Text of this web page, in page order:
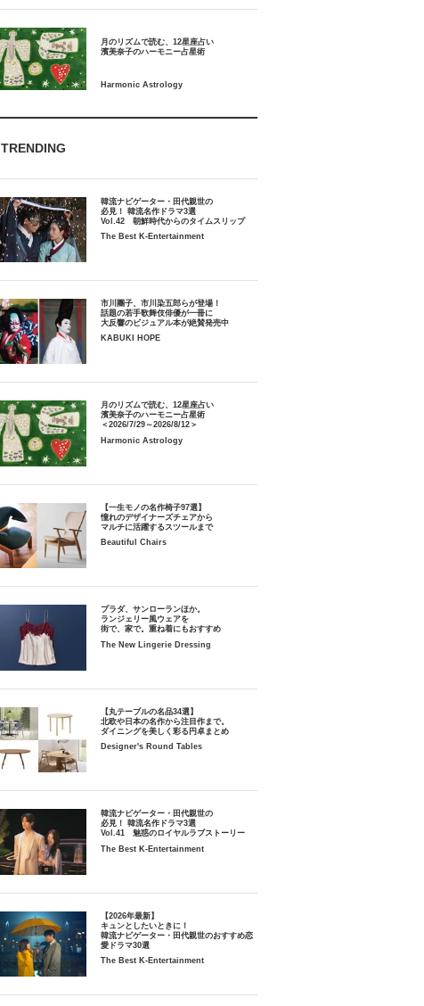
月のリズムで読む、12星座占い
TRENDING
韓流ナビゲーター・田代親世の
必見！ 韓流名作ドラマ3選
Vol.42 朝鮮時代からのタイムスリップ
The Best K-Entertainment
市川團子、市川染五郎らが登場！
話題の若手歌舞伎俳優が一冊に
大反響のビジュアル本が絶賛発売中
KABUKI HOPE
月のリズムで読む、12星座占い
濱美奈子のハーモニー占星術
＜2026/7/29～2026/8/12＞
Harmonic Astrology
【一生モノの名作椅子97選】
憧れのデザイナーズチェアから
マルチに活躍するスツールまで
Beautiful Chairs
プラダ、サンローランほか。
ランジェリー風ウェアを
街で、家で。重ね着にもおすすめ
The New Lingerie Dressing
【丸テーブルの名品34選】
北欧や日本の名作から注目作まで。
ダイニングを美しく彩る円卓まとめ
Designer's Round Tables
韓流ナビゲーター・田代親世の
必見！ 韓流名作ドラマ3選
Vol.41 魅惑のロイヤルラブストーリー
The Best K-Entertainment
【2026年最新】
キュンとしたいときに！
韓流ナビゲーター・田代親世のおすすめ恋
愛ドラマ30選
The Best K-Entertainment